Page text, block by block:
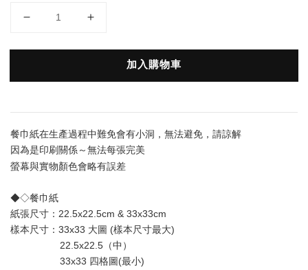
加入購物車
餐巾紙在生產過程中難免會有小洞，無法避免，請諒解
因為是印刷關係～無法每張完美
螢幕與實物顏色會略有誤差
◆◇餐巾紙
紙張尺寸：22.5x22.5cm & 33x33cm
樣本尺寸：33x33 大圖 (樣本尺寸最大)
22.5x22.5（中）
33x33 四格圖(最小)